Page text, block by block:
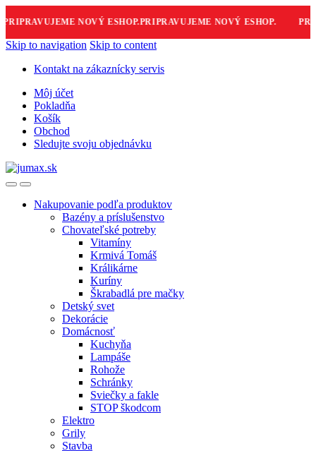
NOVÝ ESHOP.PRIPRAVUJEME NOVÝ ESHOP.
Skip to navigation Skip to content
Kontakt na zákaznícky servis
Môj účet
Pokladňa
Košík
Obchod
Sledujte svoju objednávku
Nakupovanie podľa produktov
Bazény a príslušenstvo
Chovateľské potreby
Vitamíny
Krmivá Tomáš
Králikárne
Kuríny
Škrabadlá pre mačky
Detský svet
Dekorácie
Domácnosť
Kuchyňa
Lampáše
Rohože
Schránky
Sviečky a fakle
STOP škodcom
Elektro
Grily
Stavba